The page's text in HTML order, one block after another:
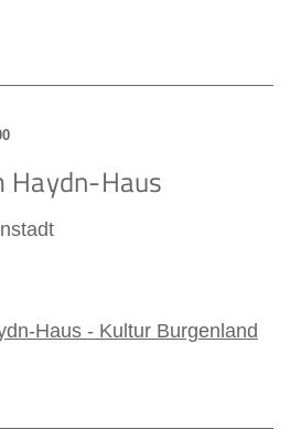
Haydn-Haus
Haus - Kultur Burgenland